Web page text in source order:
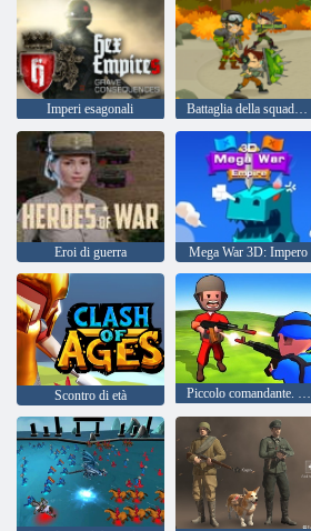
Imperi esagonali Battaglia della squadra dell'esercito di soldati
Eroi di guerra Mega War 3D: Impero
Scontro di età Piccolo comandante. Rosso contro Blu